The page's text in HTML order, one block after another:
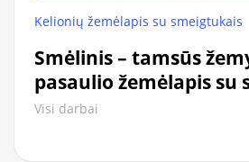
Kelionių žemėlapis su smeigtukais
Smėlinis – tamsūs
pasaulio žemėlapis su
Visi darbai